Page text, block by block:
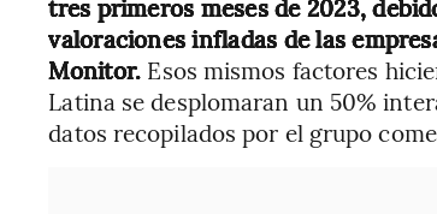
tres primeros meses de 2023,
valoraciones infladas de las
Monitor. Esos mismos factores
Latina se desplomaran un 50%
datos recopilados por el grupo